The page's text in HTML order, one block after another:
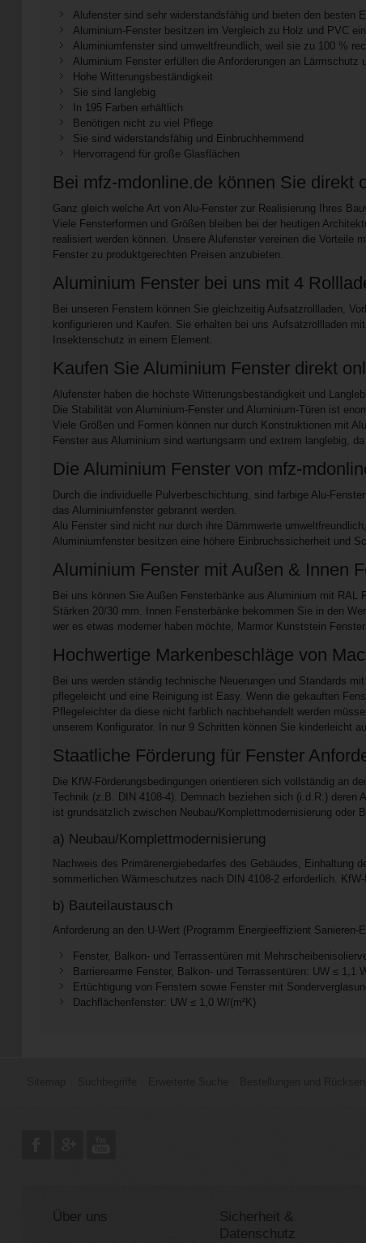
Alufenster sind sehr widerstandsfähig und bieten den besten
Aluminium-Fenster besitzen im Vergleich zu Holz und PVC
Aluminiumfenster sind umweltfreundlich, weil sie zu 100 %
Aluminium Fenster erfüllen die Anforderungen an
Hohe Witterungsbeständigkeit
Sie sind langlebig
In 195 Farben erhältlich
Benötigen nicht zu viel Pflege
Sie sind widerstandsfähig und Einbruchhemmend
Hervorragend für große Glasflächen
Bei mfz-mdonline.de können Sie direkt
Ganz gleich welche Art von Alu-Fenster zur Realisierung Ihres
Viele Fensterformen und Größen bleiben bei der heutigen
realisiert werden können. Unsere Alufenster vereinen die Vorteile
Fenster zu produktgerechten Preisen anzubieten.
Aluminium Fenster bei uns mit 4
Bei unseren Fenstern können Sie gleichzeitig Aufsatzrollladen,
konfigurieren und Kaufen. Sie erhalten bei uns Aufsatzrollladen
Insektenschutz in einem Element.
Kaufen Sie Aluminium Fenster direkt
Alufenster haben die höchste Witterungsbeständigkeit und
Die Stabilität von Aluminium-Fenster und Aluminium-Türen ist
Viele Größen und Formen können nur durch Konstruktionen mit
Fenster aus Aluminium sind wartungsarm und extrem langlebig,
Die Aluminium Fenster von mfz-
Durch die individuelle Pulverbeschichtung, sind farbige Alu-
das Aluminiumfenster gebrannt werden.
Alu Fenster sind nicht nur durch ihre Dämmwerte
Aluminiumfenster besitzen eine höhere Einbruchssicherheit und
Aluminium Fenster mit Außen & Innen
Bei uns können Sie Außen Fensterbänke aus Aluminium mit
Stärken 20/30 mm. Innen Fensterbänke bekommen Sie in den
wer es etwas moderner haben möchte, Marmor Kunststein
Hochwertige Markenbeschläge von
Bei uns werden ständig technische Neuerungen und Standards
pflegeleicht und eine Reinigung ist Easy. Wenn die gekauften
Pflegeleichter da diese nicht farblich nachbehandelt werden
unserem Konfigurator. In nur 9 Schritten können Sie kinderleicht
Staatliche Förderung für Fenster
Die KfW-Förderungsbedingungen orientieren sich vollständig an
Technik (z.B. DIN 4108-4). Demnach beziehen sich (i.d.R.) deren
ist grundsätzlich zwischen Neubau/Komplettmodernisierung oder
a) Neubau/Komplettmodernisierung
Nachweis des Primärenergiebedarfes des Gebäudes, Einhaltung
sommerlichen Wärmeschutzes nach DIN 4108-2 erforderlich.
b) Bauteilaustausch
Anforderung an den U-Wert (Programm Energieeffizient Sanieren-
Fenster, Balkon- und Terrassentüren mit
Barrierearme Fenster, Balkon- und Terrassentüren: UW ≤ 1,1
Ertüchtigung von Fenstern sowie Fenster mit
Dachflächenfenster: UW ≤ 1,0 W/(m²K)
Über uns
Sicherheit &
Datenschutz